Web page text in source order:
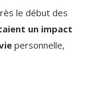
le début des
un impact
personnelle,